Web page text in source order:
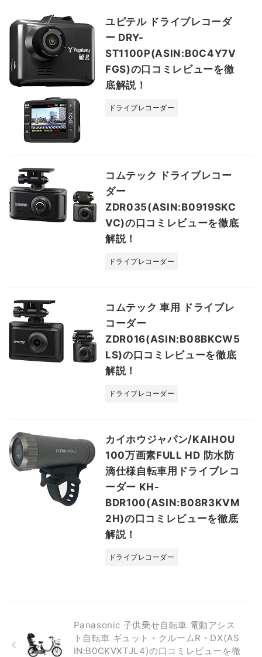
ユピテル ドライブレコーダ
ー DRY-
ST1100P(ASIN:B0C4Y7V
FGS)の口コミレビューを徹
底解説！
ドライブレコーダー
コムテック ドライブレコー
ダー
ZDR035(ASIN:B0919SKC
VC)の口コミレビューを徹底
解説！
ドライブレコーダー
コムテック 車用 ドライブレ
コーダー
ZDR016(ASIN:B08BKCW5
LS)の口コミレビューを徹底
解説！
ドライブレコーダー
カイホウジャパン/KAIHOU
100万画素FULL HD 防水防
滴仕様自転車用ドライブレコ
ーダー KH-
BDR100(ASIN:B08R3KVM
2H)の口コミレビューを徹底
解説！
ドライブレコーダー
Panasonic 子供乗せ自転車 電動アシス
ト自転車 ギュット・クルームR・DX(AS
IN:B0CKVXTJL4)の口コミレビューを徹